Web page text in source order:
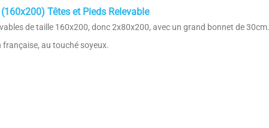
Têtes et Pieds Relevable
de taille 160x200, donc 2x80x200, avec un grand bonnet de 30cm.
au touché soyeux.